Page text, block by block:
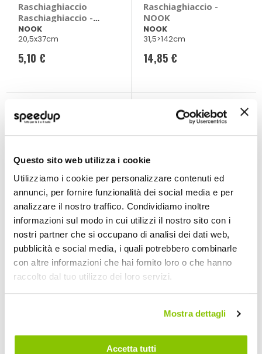
Questo sito web utilizza i cookie
Utilizziamo i cookie per personalizzare contenuti ed
annunci, per fornire funzionalità dei social media e per
analizzare il nostro traffico. Condividiamo inoltre
informazioni sul modo in cui utilizzi il nostro sito con i
nostri partner che si occupano di analisi dei dati web,
pubblicità e social media, i quali potrebbero combinarle
con altre informazioni che hai fornito loro o che hanno
raccolto dal tuo utilizzo dei loro servizi.
Mostra dettagli
Accetta tutti
Raschiaghiaccio
Raschiaghiaccio -
NOOK
NOOK
20,5x37cm
5,10 €
Raschiaghiaccio -
NOOK
NOOK
31,5>142cm
14,85 €
Raschiaghiaccio
Raschiaghiaccio -
NOOK
NOOK
5,10 €
Raschiaghiaccio -
NOOK
NOOK
2,75 €